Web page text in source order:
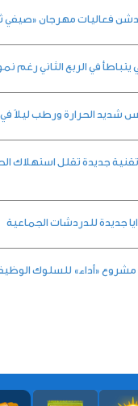
فعاليات مهرجان «صيفي
يتباطأ في الربع الثاني رغم
شديد الحرارة ورطب ليلاً
جديدة تقلل استهلاك
جديدة للدردشات الجماعية
مشروع «أداء» للسلوك